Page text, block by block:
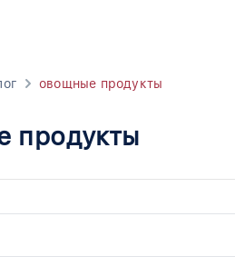
овощные продукты
продукты